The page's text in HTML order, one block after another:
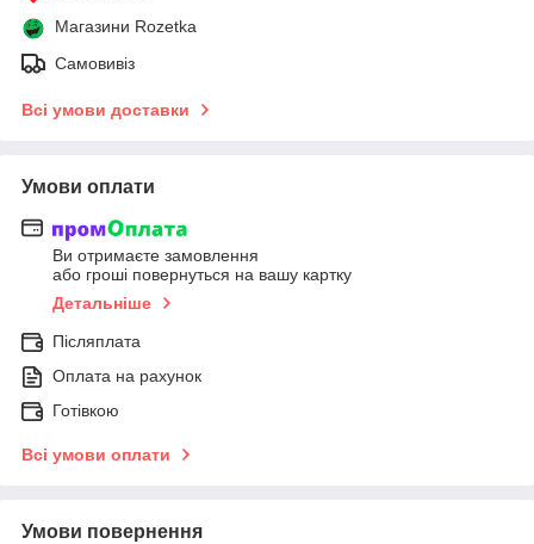
Магазини Rozetka
Самовивіз
Всі умови доставки
Умови оплати
Ви отримаєте замовлення
або гроші повернуться на вашу картку
Детальніше
Післяплата
Оплата на рахунок
Готівкою
Всі умови оплати
Умови повернення